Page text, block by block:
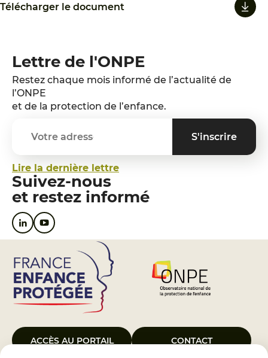
Télécharger le document
Lettre de l'ONPE
Restez chaque mois informé de l’actualité de
l’ONPE
et de la protection de l’enfance.
Lire la dernière lettre
Suivez-nous
et restez informé
ACCÈS AU PORTAIL CONTACT